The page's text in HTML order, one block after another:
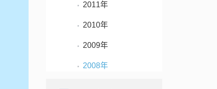
2011年
2010年
2009年
2008年